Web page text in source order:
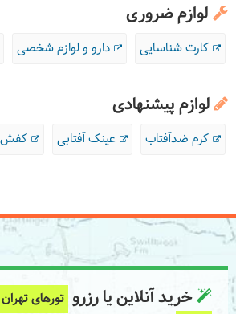
لوازم ضروری
کارت شناسایی دارو و لوازم شخصی
لوازم پیشنهادی
کرم ضدآفتاب عینک آفتابی کفش
خرید آنلاین یا رزرو تورهای